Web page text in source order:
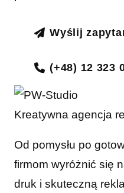
Wyślij
(+48) 12 323
Kreatywna agencja
Od pomysłu po
firmom wyróżnić się
druk i skuteczną